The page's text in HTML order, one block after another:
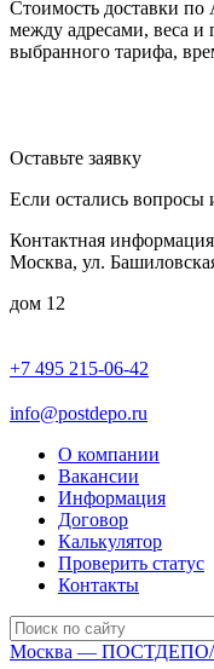
Стоимость доставки по
между адресами, веса и
выбранного тарифа,
Оставьте заявку
Если остались вопросы
Контактная информация
Москва, ул.
дом 12
+7 495 215-06-42
info@postdepo.ru
О компании
Вакансии
Информация
Договор
Калькулятор
Проверить статус
Контакты
Москва — ПОСТДЕПО/